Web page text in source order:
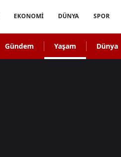
EKONOMİ DÜNYA SPOR
Gündem Yaşam Dünya